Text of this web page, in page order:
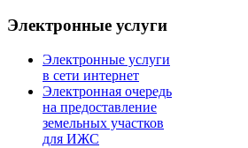
Электронные услуги
Электронные услуги
в сети интернет
Электронная очередь
на предоставление
земельных участков
для ИЖС